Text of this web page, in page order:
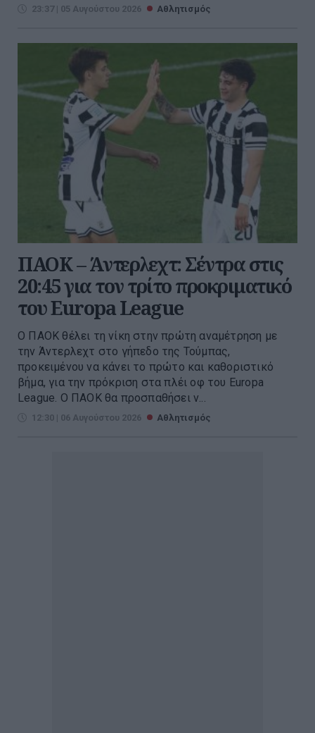
23:37 | 05 Αυγούστου 2026 Αθλητισμός
ΠΑΟΚ – Άντερλεχτ: Σέντρα στις
20:45 για τον τρίτο προκριματικό
του Europa League
Ο ΠΑΟΚ θέλει τη νίκη στην πρώτη αναμέτρηση με
την Άντερλεχτ στο γήπεδο της Τούμπας,
προκειμένου να κάνει το πρώτο και καθοριστικό
βήμα, για την πρόκριση στα πλέι οφ του Europa
League. Ο ΠΑΟΚ θα προσπαθήσει ν...
12:30 | 06 Αυγούστου 2026 Αθλητισμός